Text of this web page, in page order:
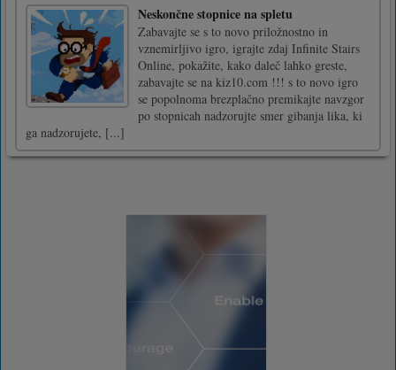
Neskončne stopnice na spletu
Zabavajte se s to novo priložnostno in
vznemirljivo igro, igrajte zdaj Infinite Stairs
Online, pokažite, kako daleč lahko greste,
zabavajte se na kiz10.com !!! s to novo igro
se popolnoma brezplačno premikajte navzgor
po stopnicah nadzorujte smer gibanja lika, ki
ga nadzorujete, [...]